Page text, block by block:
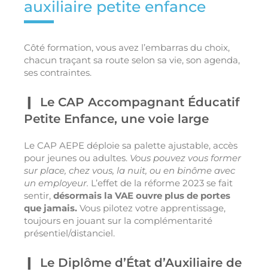
auxiliaire petite enfance
Côté formation, vous avez l’embarras du choix,
chacun traçant sa route selon sa vie, son agenda,
ses contraintes.
Le CAP Accompagnant Éducatif
Petite Enfance, une voie large
Le CAP AEPE déploie sa palette ajustable, accès
pour jeunes ou adultes. Vous pouvez vous former
sur place, chez vous, la nuit, ou en binôme avec
un employeur. L’effet de la réforme 2023 se fait
sentir, désormais la VAE ouvre plus de portes
que jamais. Vous pilotez votre apprentissage,
toujours en jouant sur la complémentarité
présentiel/distanciel.
Le Diplôme d’État d’Auxiliaire de